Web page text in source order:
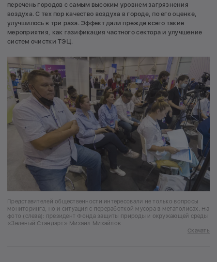
перечень городов с самым высоким уровнем загрязнения
воздуха. С тех пор качество воздуха в городе, по его оценке,
улучшилось в три раза. Эффект дали прежде всего такие
мероприятия, как газификация частного сектора и улучшение
систем очистки ТЭЦ.
Представителей общественности интересовали не только вопросы
мониторинга, но и ситуация с переработкой мусора в мегаполисах. На
фото (слева): президент Фонда защиты природы и окружающей среды
«Зеленый Стандарт» Михаил Михайлов
Скачать